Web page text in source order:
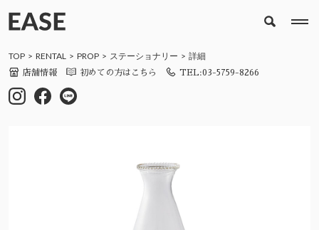
TOP RENTAL PROP ステーショナリー 詳細
店舗情報 初めての方はこちら TEL:03-5759-8266